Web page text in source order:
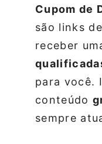
Cupom de
são links
receber
para você.
conteúdo
sempre